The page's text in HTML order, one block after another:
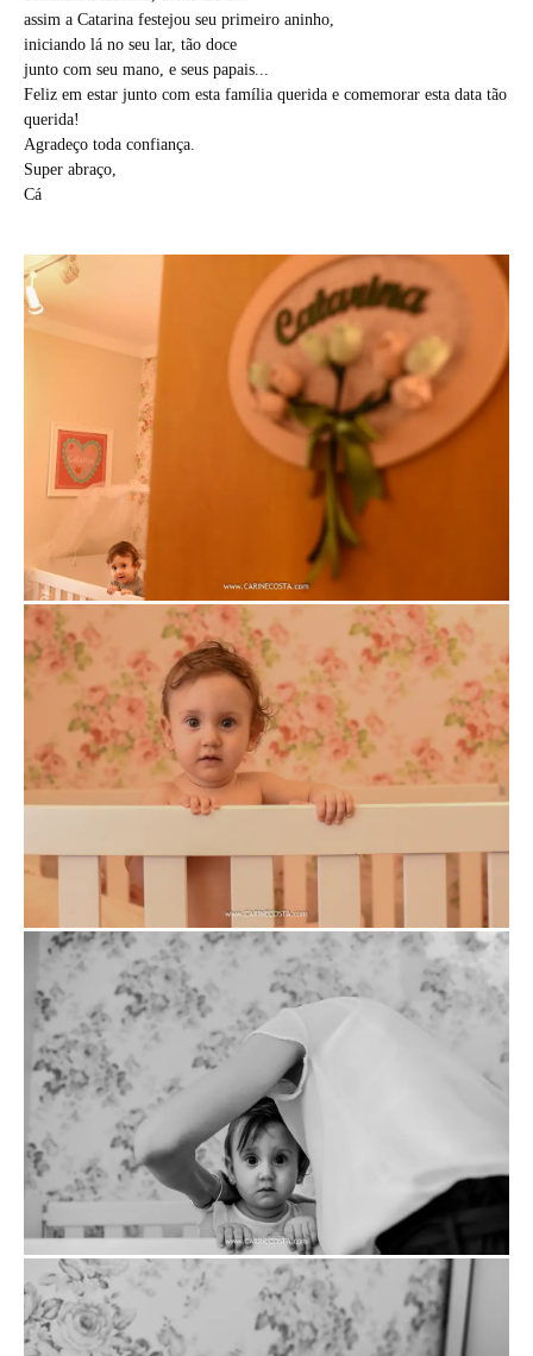
assim a Catarina festejou seu primeiro aninho,
iniciando lá no seu lar, tão doce
junto com seu mano, e seus papais...
Feliz em estar junto com esta família querida e comemorar esta data tão
querida!
Agradeço toda confiança.
Super abraço,
Cá